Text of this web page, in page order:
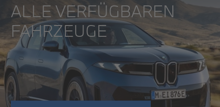
ALLE VERFÜGBAREN
FAHRZEUGE